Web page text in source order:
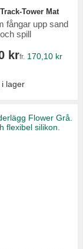
Tower Mat
fångar upp sand
och spill
krfr. 170,10 kr
i lager